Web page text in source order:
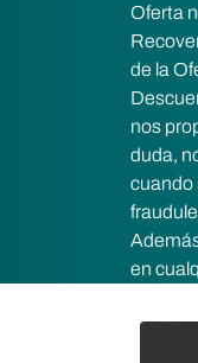
Oferta
de la
nos
duda,
cuando
en